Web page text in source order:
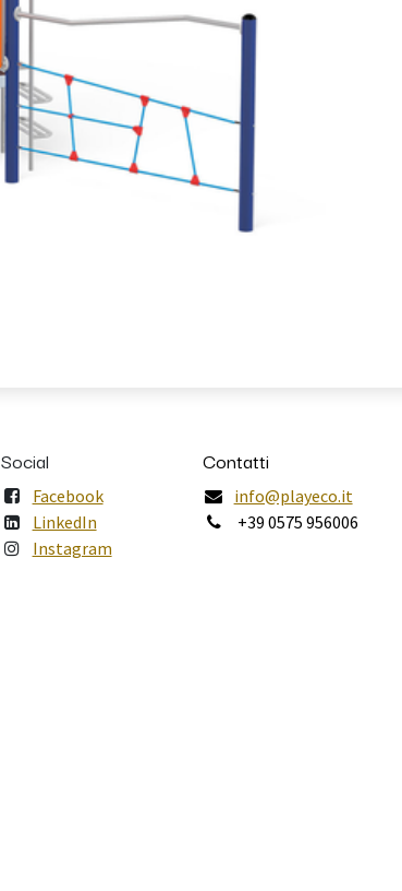
Social
Facebook
LinkedIn
Instagram
Contatti
info@playeco.it
+39 0575 956006